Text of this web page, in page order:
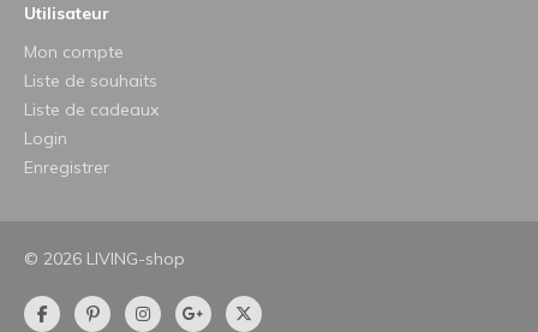
Utilisateur
Mon compte
Liste de souhaits
Liste de cadeaux
Login
Enregistrer
© 2026 LIVING-shop